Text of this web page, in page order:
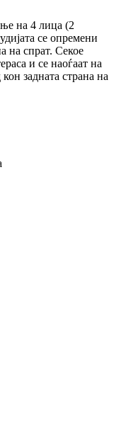
на 4 лица (2
се опремени
на спрат. Секое
и се наоѓаат на
задната страна на